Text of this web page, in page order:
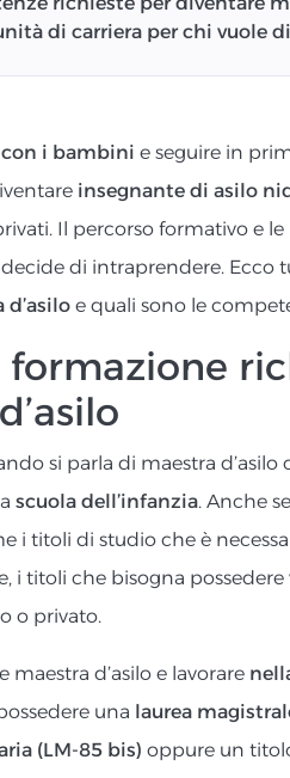
di carriera per chi vuole
con i bambini e seguire in
insegnante di asilo
Il percorso formativo e
di intraprendere. Ecco
e quali sono le
formazione
si parla di maestra d’asilo
scuola dell’infanzia. Anche
i titoli di studio che è
i titoli che bisogna
o privato.
maestra d’asilo e lavorare
una laurea
(LM-85 bis) oppure un